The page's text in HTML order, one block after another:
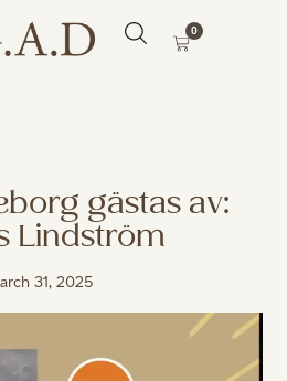
0
gästas av:
Lindström
31, 2025